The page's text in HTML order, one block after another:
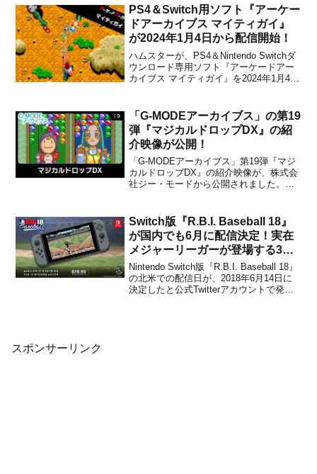
ロッパーScreambox Studioによって開発
され...
PS4＆Switch用ソフト『アーケー
ドアーカイブス マイティガイ』
が2024年1月4日から配信開始！
ハムスターが、PS4＆Nintendo Switchダ
ウンロード専用ソフト『アーケードアー
カイブス マイティガイ』を2024年1月4日
Switch)に設定されています。BIOエネル
ギーを持った...
「G-MODEアーカイブス」の第19
弾『マジカルドロップDX』の紹
介映像が公開！
「G-MODEアーカイブス」第19弾『マジ
カルドロップDX』の紹介映像が、株式会
社ジー・モードから公開されました。下
される#GMODEアーカイブス 19弾「マジ
カルドロップDX」の紹介動画をお...
Switch版『R.B.I. Baseball 18』
が国内でも6月に配信決定！実在
メジャーリーガーが登場する3D
野球ゲーム
Nintendo Switch版『R.B.I. Baseball 18』
の北米での配信日が、2018年6月14日に
決定したと公式Twitterアカウントで発表
スポンサーリンク